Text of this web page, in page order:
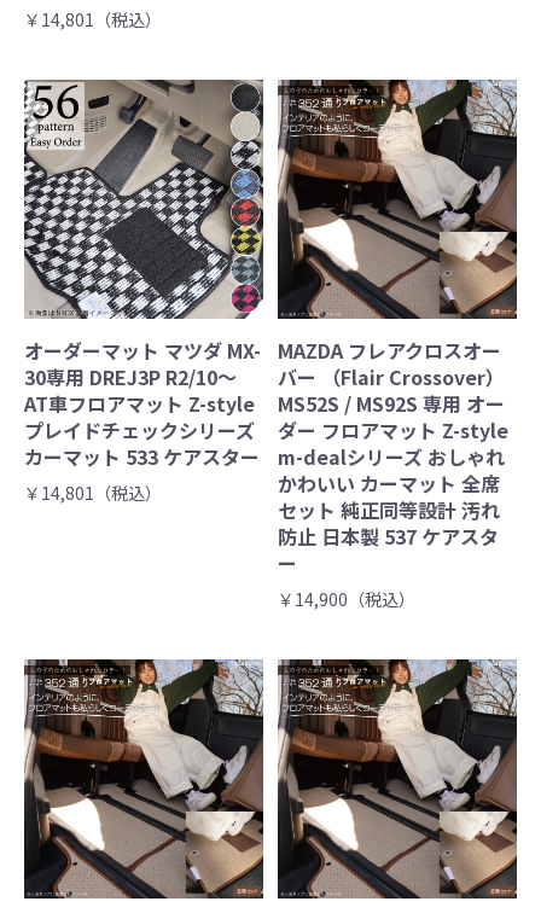
￥14,801（税込）
オーダーマット マツダ MX-
30専用 DREJ3P R2/10～
AT車フロアマット Z-style
プレイドチェックシリーズ
カーマット 533 ケアスター
￥14,801（税込）
MAZDA フレアクロスオー
バー （Flair Crossover）
MS52S / MS92S 専用 オー
ダー フロアマット Z-style
m-dealシリーズ おしゃれ
かわいい カーマット 全席
セット 純正同等設計 汚れ
防止 日本製 537 ケアスタ
ー
￥14,900（税込）